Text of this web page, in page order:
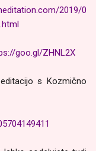
2019/0
goo.gl/ZHNL2X
s Kozmično